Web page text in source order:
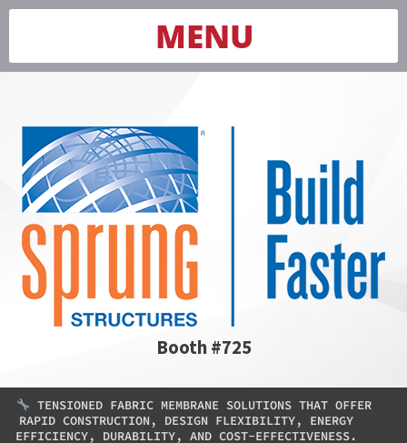
MENU
Booth #725
TENSIONED FABRIC MEMBRANE SOLUTIONS THAT OFFER
RAPID CONSTRUCTION, DESIGN FLEXIBILITY, ENERGY
EFFICIENCY, DURABILITY, AND COST-EFFECTIVENESS.